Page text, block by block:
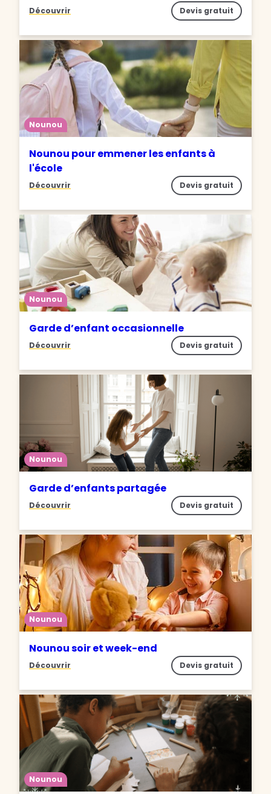
Découvrir Devis gratuit
Nounou
Nounou pour emmener les enfants à
l'école
Découvrir Devis gratuit
Nounou
Garde d’enfant occasionnelle
Découvrir Devis gratuit
Nounou
Garde d’enfants partagée
Découvrir Devis gratuit
Nounou
Nounou soir et week-end
Découvrir Devis gratuit
Nounou